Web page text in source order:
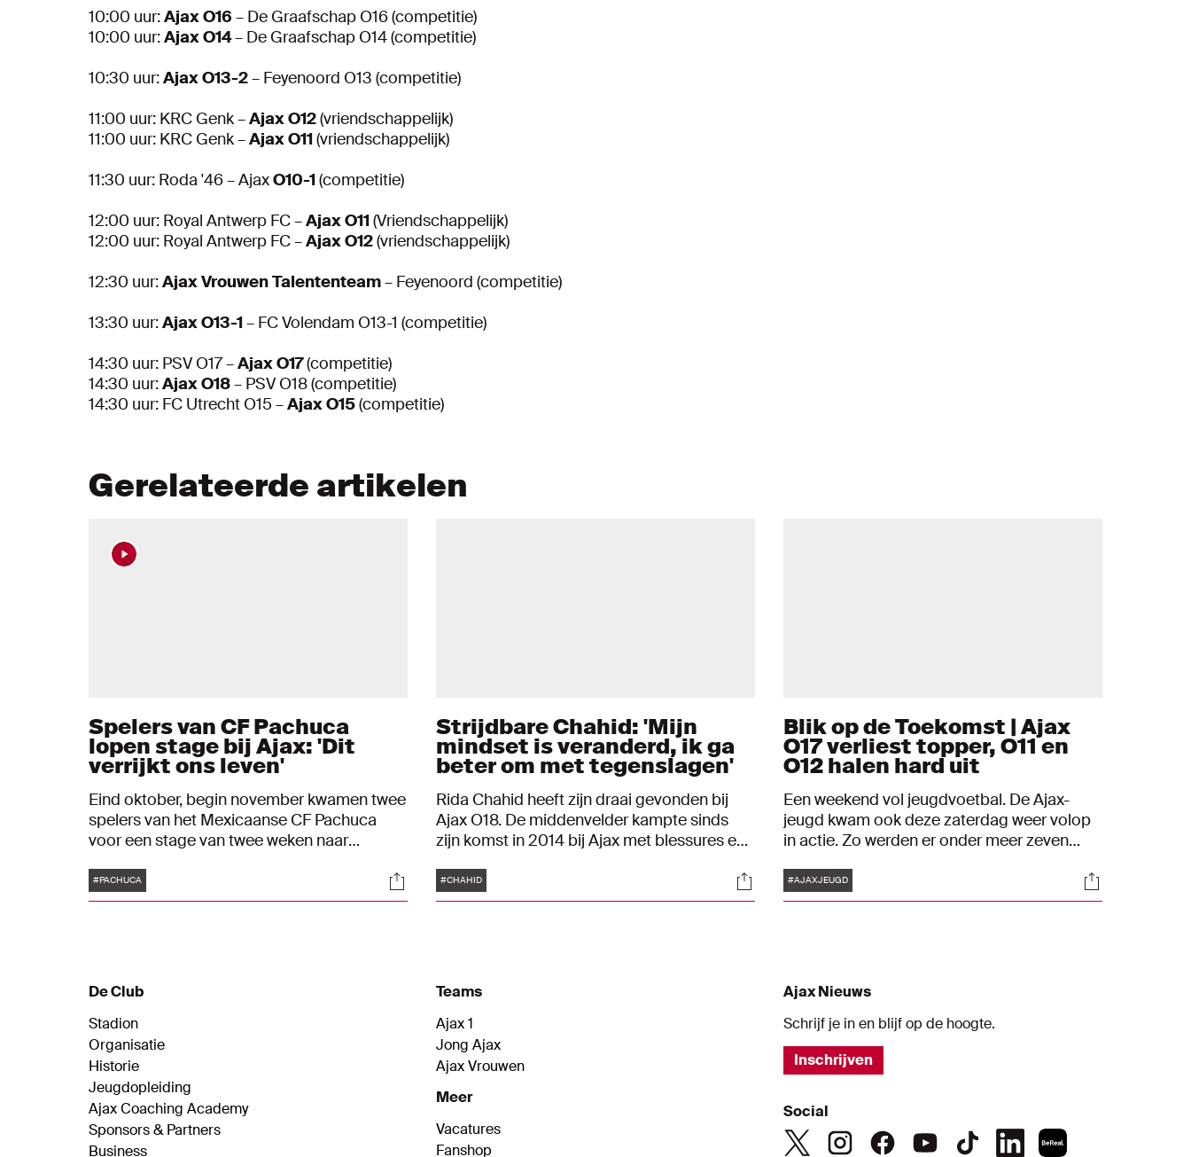
10:00 uur:Ajax O16 – De Graafschap O16 (competitie)
10:00 uur:Ajax O14– De Graafschap O14 (competitie)
10:30 uur:Ajax O13-2– Feyenoord O13 (competitie)
11:00 uur: KRC Genk –Ajax O12(vriendschappelijk)
11:00 uur: KRC Genk –Ajax O11(vriendschappelijk)
11:30 uur: Roda '46 – AjaxO10-1(competitie)
12:00 uur: Royal Antwerp FC –Ajax O11(Vriendschappelijk)
12:00 uur: Royal Antwerp FC –Ajax O12(vriendschappelijk)
12:30 uur:Ajax Vrouwen Talententeam– Feyenoord (competitie)
13:30 uur:Ajax O13-1– FC Volendam O13-1 (competitie)
14:30 uur: PSV O17 –Ajax O17(competitie)
14:30 uur:Ajax O18– PSV O18 (competitie)
14:30 uur: FC Utrecht O15 –Ajax O15(competitie)
Gerelateerde artikelen
Spelers van CF Pachuca
lopen stage bij Ajax: 'Dit
verrijkt ons leven'
Eind oktober, begin november kwamen twee
spelers van het Mexicaanse CF Pachuca
voor een stage van twee weken naar
samenwerkingsverband met de Mexicaanse
grootmacht. Het werd een onvergetelijke
Tags
#PACHUCA Socials
Strijdbare Chahid: 'Mijn
mindset is veranderd, ik ga
beter om met tegenslagen'
Rida Chahid heeft zijn draai gevonden bij
Ajax O18. De middenvelder kampte sinds
zijn komst in 2014 bij Ajax met blessures en
persoon geworden. "Ik ben zelfverzekerd
geworden en durf me uit te spreken."
Tags
#CHAHID Socials
Blik op de Toekomst | Ajax
O17 verliest topper, O11 en
O12 halen hard uit
Een weekend vol jeugdvoetbal. De Ajax-
jeugd kwam ook deze zaterdag weer volop
in actie. Zo werden er onder meer zeven
tussen Ajax O17 en AZ O17, afgewerkt op
sportcomplex de Toekomst. Bekijk hoe het
Tags
#AJAXJEUGD Socials
De Club
Stadion
Organisatie
Historie
Jeugdopleiding
Ajax Coaching Academy
Sponsors & Partners
Business
Teams
Ajax 1
Jong Ajax
Ajax Vrouwen
Meer
Vacatures
Fanshop
Ajax Nieuws
Schrijf je in en blijf op de hoogte.
Inschrijven
Social